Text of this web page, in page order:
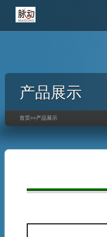
产品展示
首页>>产品展示